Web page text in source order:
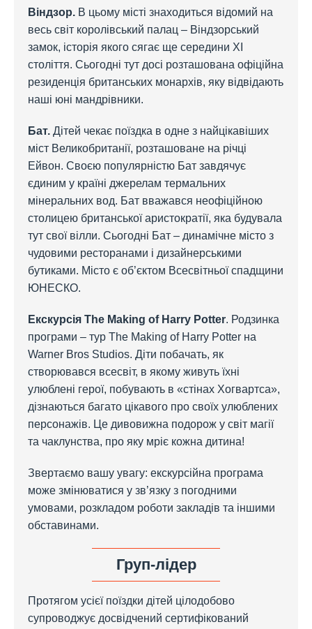
Віндзор. В цьому місті знаходиться відомий на
весь світ королівський палац – Віндзорський
замок, історія якого сягає ще середини ХІ
століття. Сьогодні тут досі розташована офіційна
резиденція британських монархів, яку відвідають
наші юні мандрівники.
Бат. Дітей чекає поїздка в одне з найцікавіших
міст Великобританії, розташоване на річці
Ейвон. Своєю популярністю Бат завдячує
єдиним у країні джерелам термальних
мінеральних вод. Бат вважався неофіційною
столицею британської аристократії, яка будувала
тут свої вілли. Сьогодні Бат – динамічне місто з
чудовими ресторанами і дизайнерськими
бутиками. Місто є об’єктом Всесвітньої спадщини
ЮНЕСКО.
Екскурсія The Making of Harry Potter. Родзинка
програми – тур The Making of Harry Potter на
Warner Bros Studios. Діти побачать, як
створювався всесвіт, в якому живуть їхні
улюблені герої, побувають в «стінах Хогвартса»,
дізнаються багато цікавого про своїх улюблених
персонажів. Це дивовижна подорож у світ магії
та чаклунства, про яку мріє кожна дитина!
Звертаємо вашу увагу: екскурсійна програма
може змінюватися у зв’язку з погодними
умовами, розкладом роботи закладів та іншими
обставинами.
Груп-лідер
Протягом усієї поїздки дітей цілодобово
супроводжує досвідчений сертифікований